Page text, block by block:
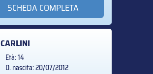
SCHEDA COMPLETA
CARLINI
Età: 14
D. nascita: 20/07/2012